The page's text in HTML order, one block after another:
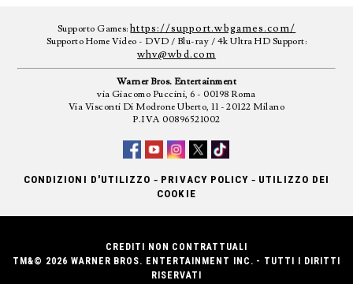
Supporto Games:https://support.wbgames.com/
Supporto Home Video - DVD / Blu-ray / 4k Ultra HD Support:
whv@wbd.com
Warner Bros. Entertainment
via Giacomo Puccini, 6 - 00198 Roma
Via Visconti Di Modrone Uberto, 11 - 20122 Milano
P.IVA 00896521002
CONDIZIONI D'UTILIZZO - PRIVACY POLICY - UTILIZZO DEI
COOKIE
CREDITI NON CONTRATTUALI
TM&© 2026 WARNER BROS. ENTERTAINMENT INC. - TUTTI I DIRITTI
RISERVATI